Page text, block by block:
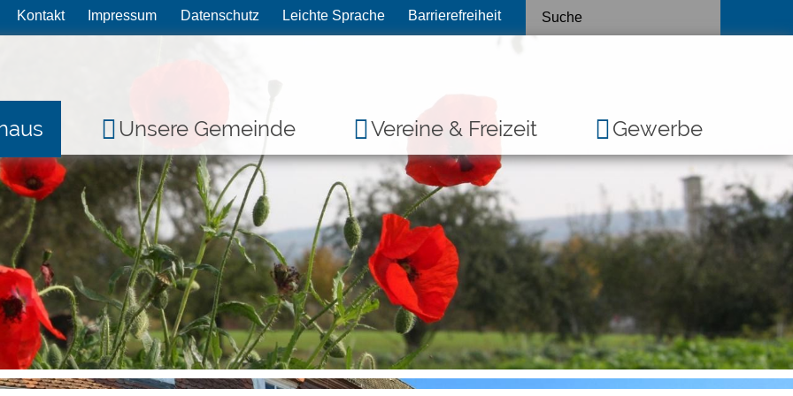
Kontakt Impressum Datenschutz Leichte Sprache Barrierefreiheit
Unsere Gemeinde Vereine & Freizeit Gewerbe